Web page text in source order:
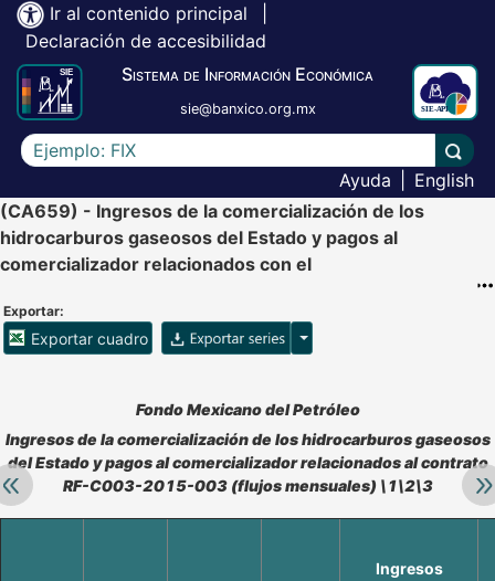
Ir al contenido principal
Declaración de accesibilidad
Sistema de Información Económica
sie@banxico.org.mx
Escriba el texto a buscar
Ayuda
English
(CA659) - Ingresos de la comercialización de los
hidrocarburos gaseosos del Estado y pagos al
comercializador relacionados con el
Exportar:
Exportar cuadro Opciones para exportar
Retroceder:
Accesibilidad de Cuadros Analíticos, al exportar el cuadro
Fondo Mexicano del Petróleo
Ingresos de la comercialización de los hidrocarburos gaseosos
del Estado y pagos al comercializador relacionados al contrato
RF-C003-2015-003 (flujos mensuales) \1\2\3
Ingresos